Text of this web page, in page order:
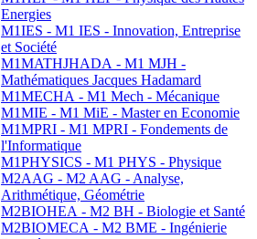
Energies
M1IES - M1 IES - Innovation, Entreprise
et Société
M1MATHJHADA - M1 MJH -
Mathématiques Jacques Hadamard
M1MECHA - M1 Mech - Mécanique
M1MIE - M1 MiE - Master en Economie
M1MPRI - M1 MPRI - Fondements de
l'Informatique
M1PHYSICS - M1 PHYS - Physique
M2AAG - M2 AAG - Analyse,
Arithmétique, Géométrie
M2BIOHEA - M2 BH - Biologie et Santé
M2BIOMECA - M2 BME - Ingénierie